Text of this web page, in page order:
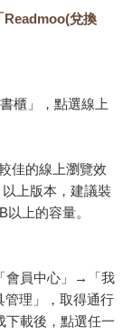
Readmoo(兌換
櫃」，點選線上
佳的線上瀏覽效
上版本，建議裝
上的容量。
會員中心」→「我
理」，取得通行
下載後，點選任一